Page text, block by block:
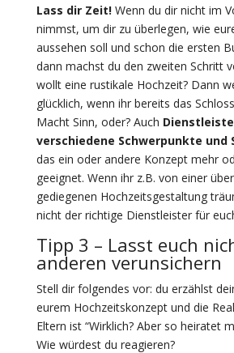
Lass dir Zeit!Wenn du dir nicht im
nimmst, um dir zu überlegen, wie
aussehen soll und schon die ersten
dann machst du den zweiten Schritt
wollt eine rustikale Hochzeit? Dann
glücklich, wenn ihr bereits das
Macht Sinn, oder? Auch
verschiedene Schwerpunkte und
das ein oder andere Konzept mehr
geeignet. Wenn ihr z.B. von einer
gediegenen Hochzeitsgestaltung
nicht der richtige Dienstleister für
Tipp 3 – Lasst euch
anderen verunsichern
Stell dir folgendes vor: du erzählst
eurem Hochzeitskonzept und die
Eltern ist “Wirklich? Aber so heiratet
Wie würdest du reagieren?